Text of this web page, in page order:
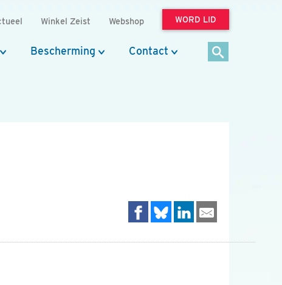
Winkel Zeist Webshop WORD LID
Bescherming Contact